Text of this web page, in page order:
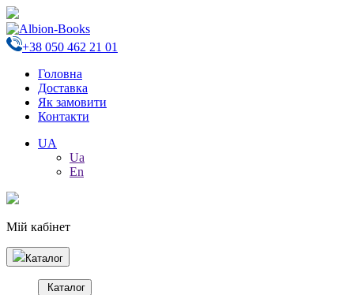
+38 050 462 21 01
Головна
Доставка
Як замовити
Контакти
UA
Ua
En
Мій кабінет
Каталог
Каталог